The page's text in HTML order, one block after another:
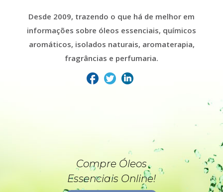
Desde 2009, trazendo o que há de melhor em
informações sobre óleos essenciais, químicos
aromáticos, isolados naturais, aromaterapia,
fragrâncias e perfumaria.
Compre Óleos
Essenciais Online!